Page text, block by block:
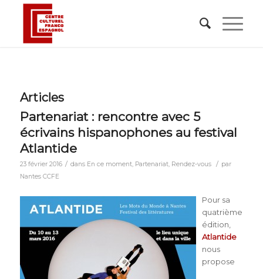
Articles
Partenariat : rencontre avec 5
écrivains hispanophones au festival
Atlantide
23 février 2016 / dans En ce moment, Partenariat, Rendez-vous / par
Nantes CCFE
Pour sa
quatrième
édition,
Atlantide
nous
propose